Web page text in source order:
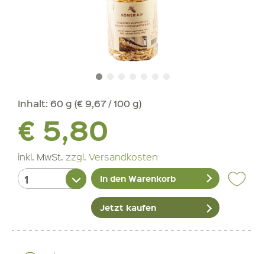
Inhalt: 60 g (€ 9,67 / 100 g)
€ 5,80
inkl. MwSt. zzgl. Versandkosten
In den Warenkorb
Jetzt kaufen